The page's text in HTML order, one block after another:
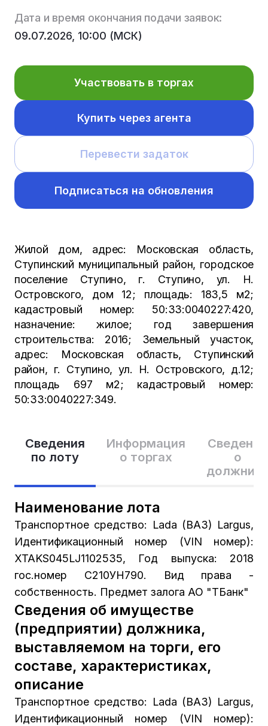
Сведения
по лоту
Информация
о торгах
Сведения
о
Наименование лота
Транспортное средство: Lada (ВАЗ) Largus,
Идентификационный номер (VIN номер):
XTAKS045LJ1102535, Год выпуска: 2018
гос.номер С210УН790. Вид права -
собственность. Предмет залога АО "ТБанк"
Сведения об имуществе
(предприятии) должника,
выставляемом на торги, его
составе, характеристиках,
описание
Транспортное средство: Lada (ВАЗ) Largus,
Идентификационный номер (VIN номер):
Дата и время окончания подачи заявок:
09.07.2026, 10:00 (МСК)
Участвовать в торгах
Купить через агента
Перевести задаток
Подписаться на обновления
Жилой дом, адрес: Московская область,
Ступинский муниципальный район, городское
поселение Ступино, г. Ступино, ул. Н.
Островского, дом 12; площадь: 183,5 м2;
кадастровый номер: 50:33:0040227:420,
назначение: жилое; год завершения
строительства: 2016; Земельный участок,
адрес: Московская область, Ступинский
район, г. Ступино, ул. Н. Островского, д.12;
площадь 697 м2; кадастровый номер:
50:33:0040227:349.